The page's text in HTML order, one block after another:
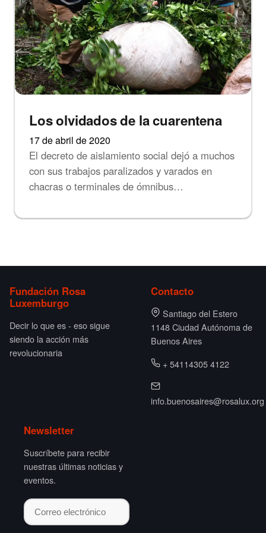
Los olvidados de la cuarentena
17 de abril de 2020
El decreto de aislamiento social dejó a muchos
con sus trabajos paralizados y varados en
chacras o terminales de ómnibus…
Fundación Rosa
Luxemburgo
Decir lo que es - eso sigue
siendo la acción más
revolucionaria
Contacto
Santiago del Estero
1148 Ciudad Autónoma de
Buenos Aires
+ 54114305 4122
info.buenosaires@rosalux.org
Newsletter
Suscríbete para recibir
nuestras últimas noticias y
eventos.